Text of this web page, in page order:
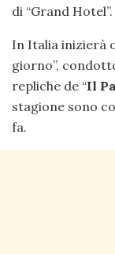
di “Grand Hotel”.
In Italia inizierà
giorno”,
repliche de “Il
stagione sono
fa.